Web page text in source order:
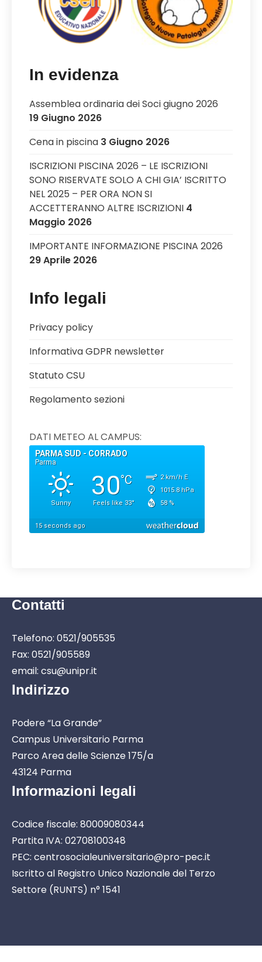
In evidenza
Assemblea ordinaria dei Soci giugno 2026
19 Giugno 2026
Cena in piscina 3 Giugno 2026
ISCRIZIONI PISCINA 2026 – LE ISCRIZIONI
SONO RISERVATE SOLO A CHI GIA’ ISCRITTO
NEL 2025 – PER ORA NON SI
ACCETTERANNO ALTRE ISCRIZIONI 4
Maggio 2026
IMPORTANTE INFORMAZIONE PISCINA 2026
29 Aprile 2026
Info legali
Privacy policy
Informativa GDPR newsletter
Statuto CSU
Regolamento sezioni
DATI METEO AL CAMPUS:
Contatti
Telefono: 0521/905535
Fax: 0521/905589
email: csu@unipr.it
Indirizzo
Podere “La Grande”
Campus Universitario Parma
Parco Area delle Scienze 175/a
43124 Parma
Informazioni legali
Codice fiscale: 80009080344
Partita IVA: 02708100348
PEC: centrosocialeuniversitario@pro-pec.it
Iscritto al Registro Unico Nazionale del Terzo
Settore (RUNTS) n° 1541